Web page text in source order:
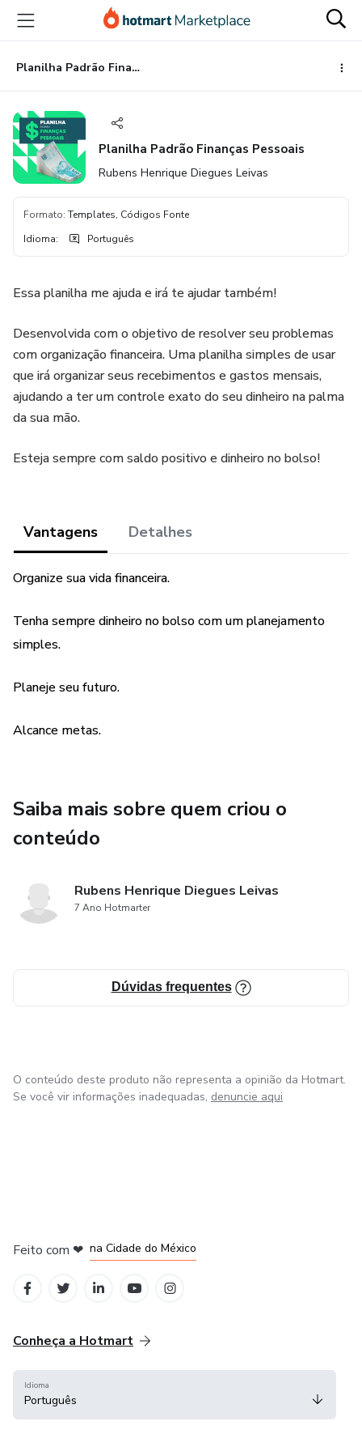
para
conteúdo
principal
para
pagamento
para
rodapé
Planilha Padrão Finanças Pessoais
Planilha Padrão Finanças Pessoais
Rubens Henrique Diegues Leivas
Formato: Templates, Códigos Fonte
Idioma: Português
Essa planilha me ajuda e irá te ajudar também!
Desenvolvida com o objetivo de resolver seu problemas
com organização financeira. Uma planilha simples de usar
que irá organizar seus recebimentos e gastos mensais,
ajudando a ter um controle exato do seu dinheiro na palma
da sua mão.
Esteja sempre com saldo positivo e dinheiro no bolso!
Vantagens Detalhes
Organize sua vida financeira.
Tenha sempre dinheiro no bolso com um planejamento
simples.
Planeje seu futuro.
Alcance metas.
Saiba mais sobre quem criou o
conteúdo
Rubens Henrique Diegues Leivas
7 Ano Hotmarter
Dúvidas frequentes
O conteúdo deste produto não representa a opinião da Hotmart.
Se você vir informações inadequadas, denuncie aqui
Feito com ❤ na Cidade do México
Conheça a Hotmart
Idioma
Português